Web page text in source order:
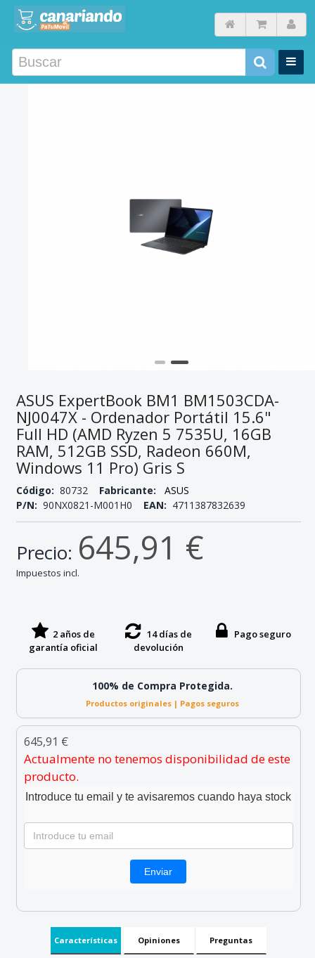
ASUS ExpertBook BM1 BM1503CDA-
NJ0047X - Ordenador Portátil 15.6"
Full HD (AMD Ryzen 5 7535U, 16GB
RAM, 512GB SSD, Radeon 660M,
Windows 11 Pro) Gris S
Código: 80732 Fabricante:
ASUS
P/N: 90NX0821-M001H0 EAN: 4711387832639
Precio: 645,91 €
Impuestos incl.
2 años de
garantía oficial
14 días de
devolución
Pago seguro
100% de Compra Protegida.
Productos originales | Pagos seguros
645,91 €
Actualmente no tenemos disponibilidad de este
producto.
Introduce tu email y te avisaremos cuando haya stock
Características Opiniones Preguntas